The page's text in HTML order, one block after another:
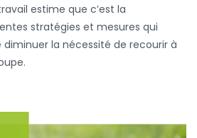
estime que c’est la
stratégies et mesures qui
la nécessité de recourir à